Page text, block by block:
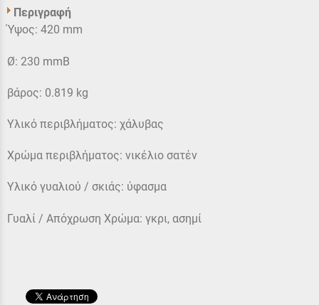
Περιγραφή
Ύψος: 420 mm
Ø: 230 mmΒ
βάρος: 0.819 kg
Υλικό περιβλήματος: χάλυβας
Χρώμα περιβλήματος: νικέλιο σατέν
Υλικό γυαλιού / σκιάς: ύφασμα
Γυαλί / Απόχρωση Χρώμα: γκρι, ασημί